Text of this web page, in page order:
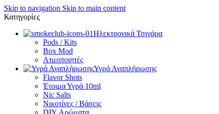
Skip to navigation Skip to main content
Κατηγορίες
Ηλεκτρονικά Τσιγάρα
Pods / Kits
Box Mod
Ατμοποιητές
Υγρά Αναπλήρωσης
Flavor Shots
Έτοιμα Υγρά 10ml
Nic Salts
Νικοτίνες / Βάσεις
DIY Αρώματα